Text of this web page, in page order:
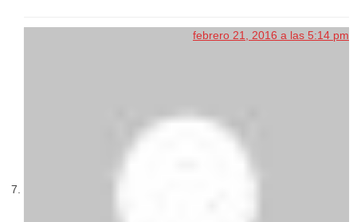
febrero 21, 2016 a las 5:14 pm